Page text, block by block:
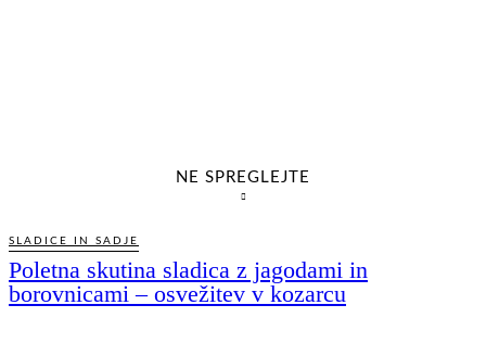
NE SPREGLEJTE
SLADICE IN SADJE
Poletna skutina sladica z jagodami in
borovnicami – osvežitev v kozarcu